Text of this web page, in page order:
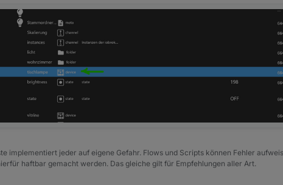
implementiert jeder auf eigene Gefahr. Flows und Scripts können Fehler
haftbar gemacht werden. Das gleiche gilt für Empfehlungen aller Art.